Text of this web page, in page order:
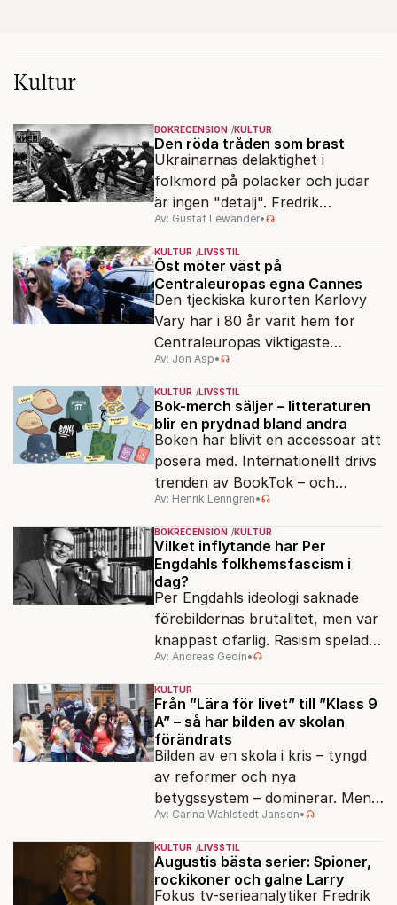
Kultur
BOKRECENSION KULTUR
Den röda tråden som brast
Ukrainarnas delaktighet i
folkmord på polacker och judar
är ingen "detalj". Fredrik
Segerfeldts iver att skildra den
ryska imperialismen leder till en
förenklad bild av historien.
Av: Gustaf Lewander•
KULTUR LIVSSTIL
Öst möter väst på
Centraleuropas egna Cannes
Den tjeckiska kurorten Karlovy
Vary har i 80 år varit hem för
Centraleuropas viktigaste
filmfestival – en plats där
Hollywoodglans möter
egensinnighet.
Av: Jon Asp•
KULTUR LIVSSTIL
Bok-merch säljer – litteraturen
blir en prydnad bland andra
Boken har blivit en accessoar att
posera med. Internationellt drivs
trenden av BookTok – och
förlagen följer efter.
Av: Henrik Lenngren•
BOKRECENSION KULTUR
Vilket inflytande har Per
Engdahls folkhemsfascism i
dag?
Per Engdahls ideologi saknade
förebildernas brutalitet, men var
knappast ofarlig. Rasism spelades
ned i förmån för "kultur". Känns
det igen?
Av: Andreas Gedin•
KULTUR
Från ”Lära för livet” till ”Klass 9
A” – så har bilden av skolan
förändrats
Bilden av en skola i kris – tyngd
av reformer och nya
betygssystem – dominerar. Men
vem äger berättelsen om skolan?
Av: Carina Wahlstedt Janson•
KULTUR LIVSSTIL
Augustis bästa serier: Spioner,
rockikoner och galne Larry
Fokus tv-serieanalytiker Fredrik